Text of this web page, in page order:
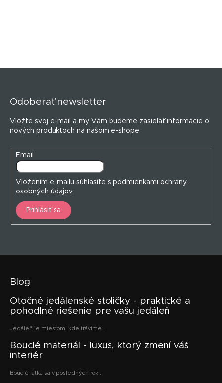
Odoberať newsletter
Vložte svoj e-mail a my Vám budeme zasielať informácie o
nových produktoch na našom e-shope.
Email
Vložením e-mailu súhlasíte s podmienkami ochrany
osobných údajov
Prihlásiť sa
Blog
Otočné jedálenské stoličky - praktické a
pohodlné riešenie pre vašu jedáleň
Jedáleň je miestom, kde trávime ...
Bouclé materiál - luxus, ktorý zmení váš
interiér
Bouclé látka sa v posledných rok...